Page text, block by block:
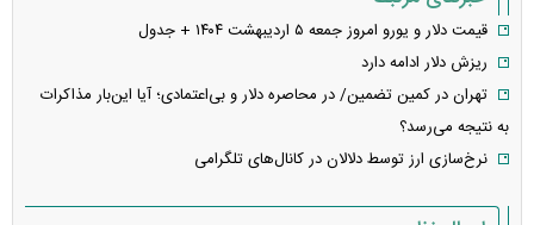
قیمت دلار و یورو امروز جمعه ۵ اردیبهشت ۱۴۰۴ + جدول
ریزش دلار ادامه دارد
تهران در کمین تضمین/ در محاصره دلار و بی‌اعتمادی؛ آیا این‌بار مذاکرات
به نتیجه می‌رسد؟
نرخ‌سازی ارز توسط دلالان در کانال‌های تلگرامی